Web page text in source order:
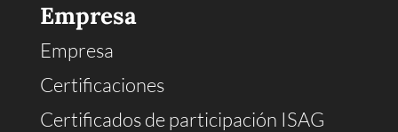
Empresa
Empresa
Certificaciones
Certificados de participación ISAG